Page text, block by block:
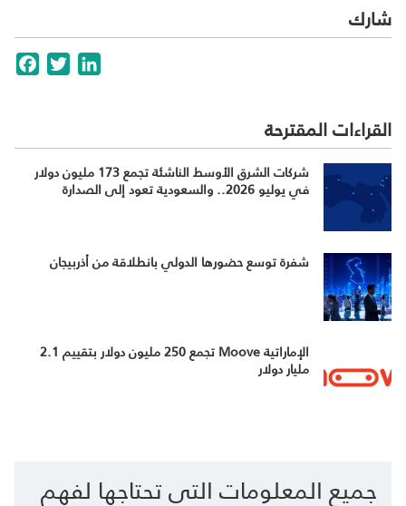
شارك
TwitterLinkedIn
القراءات المقترحة
شركات الشرق الأوسط الناشئة تجمع 173 مليون دولار
في يوليو 2026.. والسعودية تعود إلى الصدارة
شفرة توسع حضورها الدولي بانطلاقة من أذربيجان
الإماراتية Moove تجمع 250 مليون دولار بتقييم 2.1
مليار دولار
جميع المعلومات التي تحتاجها لفهم